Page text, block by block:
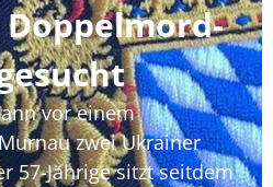
vor einem
zwei Ukrainer
57-Jährige sitzt seitdem